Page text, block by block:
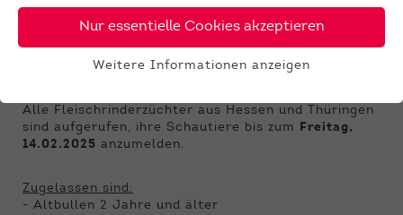
2025 in Alsfeld - Die Schau
Anmeldungen zur Schau werden bis zum
Alle Fleischrinderzüchter aus Hessen und Thüringen
sind aufgerufen, ihre Schautiere bis zum Freitag,
14.02.2025 anzumelden.
Zugelassen sind:
- Altbullen 2 Jahre und älter
Nur essentielle Cookies akzeptieren
Funktionen der Webseite benötigt. Dadurch ist
gewährleistet, dass die Webseite einwandfrei
Name cookie_optin
Cookie-Informationen anzeigen
Weitere Informationen anzeigen